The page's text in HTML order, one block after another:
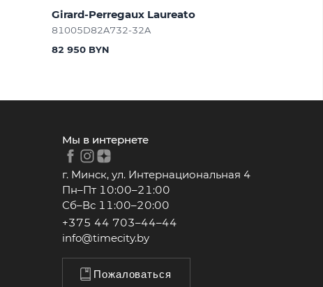
Girard-Perregaux Laureato
81005D82A732-32A
82 950 BYN
Мы в интернете
г. Минск, ул. Интернациональная 4
Пн–Пт 10:00–21:00
Сб–Вс 11:00–20:00
+375 44 703–44–44
info@timecity.by
Пожаловаться